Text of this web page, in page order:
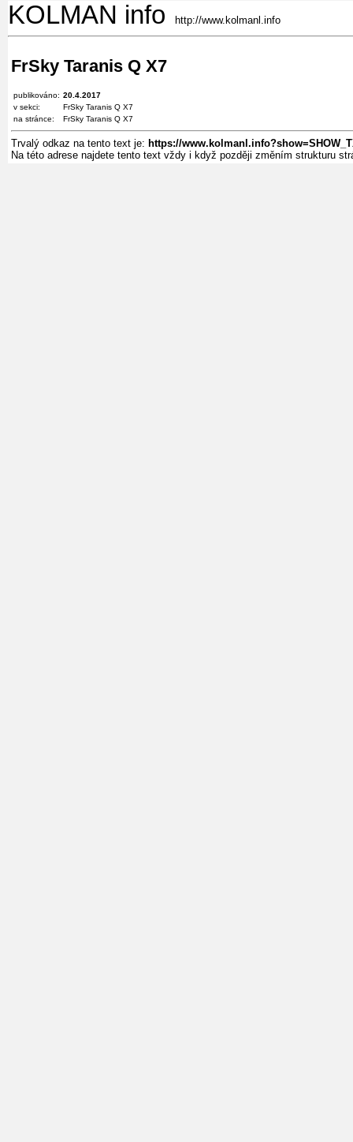
KOLMAN info http://www.kolmanl.info
FrSky Taranis Q X7
publikováno: 20.4.2017
v sekci:
FrSky Taranis Q X7
na stránce:
FrSky Taranis Q X7
Trvalý odkaz na tento text je: https://
Na této adrese najdete tento text vždy i když později změním strukturu